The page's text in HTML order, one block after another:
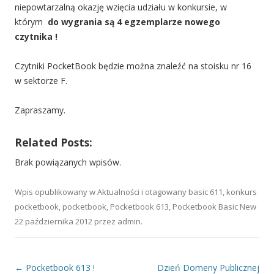
niepowtarzalną okazję wzięcia udziału w konkursie, w
którym do wygrania są 4 egzemplarze nowego
czytnika !
Czytniki PocketBook będzie można znaleźć na stoisku nr 16
w sektorze F.
Zapraszamy.
Related Posts:
Brak powiązanych wpisów.
Wpis opublikowany wAktualności i otagowany basic 611, konkurs
pocketbook, pocketbook, Pocketbook 613, Pocketbook Basic New
22 października 2012 przez admin.
Nawigacja wpisu
← Pocketbook 613 !
Dzień Domeny Publicznej